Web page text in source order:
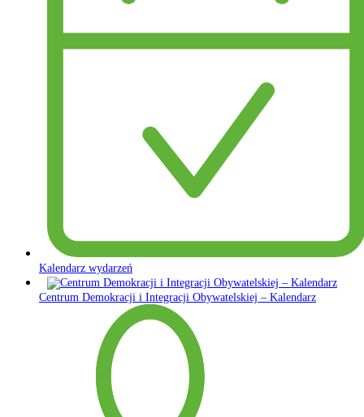
Kalendarz wydarzeń
Centrum Demokracji i Integracji Obywatelskiej – Kalendarz